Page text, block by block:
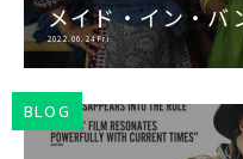
メイド・イン・バ
2022.06.24 Fri
BLOG